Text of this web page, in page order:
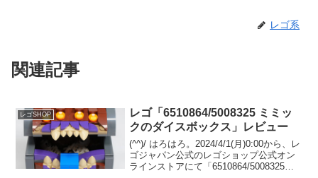
レゴ系
関連記事
レゴSHOP
レゴ「6510864/5008325 ミミッ
クのダイスボックス」レビュー
(^^)/ はろはろ。2024/4/1(月)0:00から、レ
ゴジャパン公式のレゴショップ公式オン
ラインストアにて「6510864/5008325